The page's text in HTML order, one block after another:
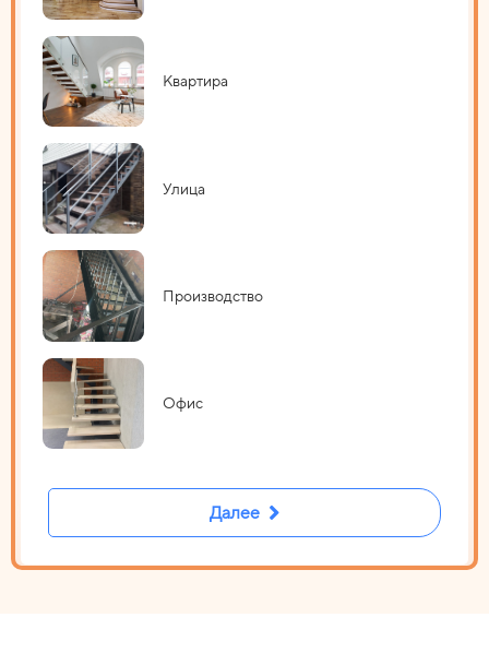
Квартира
Улица
Производство
Офис
Далее